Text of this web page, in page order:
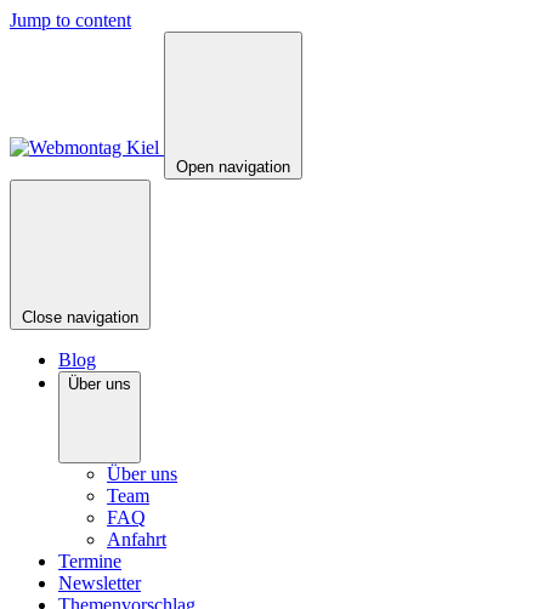
Jump to content
Open navigation
Close navigation
Blog
Über uns
Über uns
Team
FAQ
Anfahrt
Termine
Newsletter
Themenvorschlag